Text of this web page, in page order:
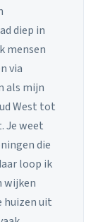
diep in
mensen
via
als mijn
West tot
Je weet
die
loop ik
wijken
huizen uit